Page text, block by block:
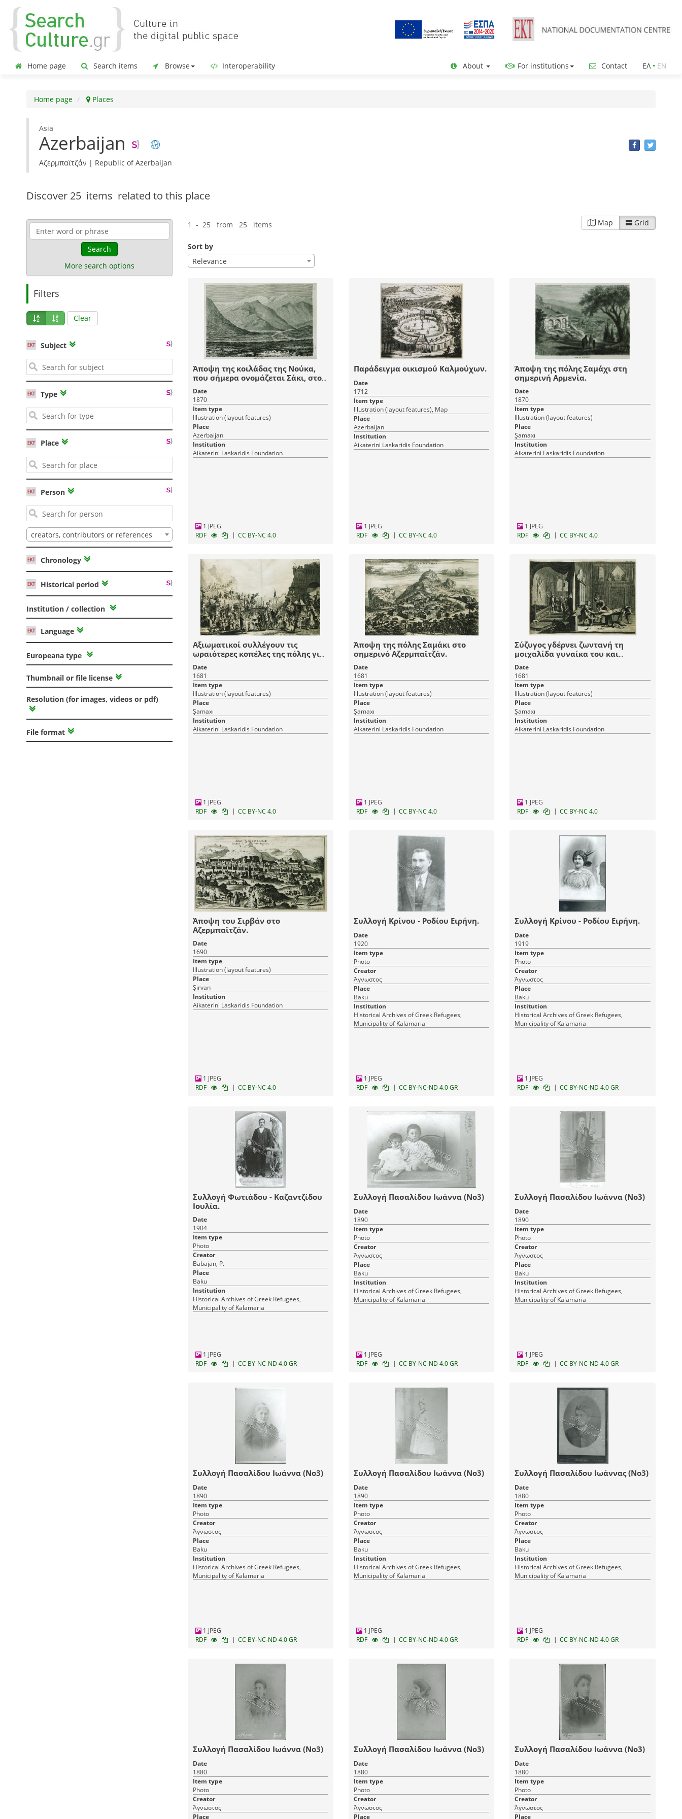
Home page Search items Browse Interoperability About For institutions Contact ΕΛ• ΕΝ
Home page Places
Asia
Azerbaijan
Αζερμπαϊτζάν | Republic of Azerbaijan
Discover 25 items related to this place
Search
More search options
Filters
Clear
Subject
Type
Place
Person
creators, contributors or references
Chronology
Historical period
Institution / collection
Language
Europeana type
Thumbnail or file license
Resolution (for images, videos or pdf)
File format
1 - 25 from 25 items Map Grid
Sort by
Relevance
Άποψη της κοιλάδας της Νούκα,
που σήμερα ονομάζεται Σάκι, στο
Αζερμπαϊτζάν.
Date
1870
Item type
Illustration (layout features)
Place
Azerbaijan
Institution
Aikaterini Laskaridis Foundation
1 JPEG
RDF
| CC BY-NC 4.0
Παράδειγμα οικισμού Καλμούχων.
Date
1712
Item type
Illustration (layout features), Map
Place
Azerbaijan
Institution
Aikaterini Laskaridis Foundation
1 JPEG
RDF
| CC BY-NC 4.0
Άποψη της πόλης Σαμάχι στη
σημερινή Αρμενία.
Date
1870
Item type
Illustration (layout features)
Place
Şamaxı
Institution
Aikaterini Laskaridis Foundation
1 JPEG
RDF
| CC BY-NC 4.0
Αξιωματικοί συλλέγουν τις
ωραιότερες κοπέλες της πόλης για
το χαρέμι του βασιλιά της Περσίας.
Date
1681
Item type
Illustration (layout features)
Place
Şamaxı
Institution
Aikaterini Laskaridis Foundation
1 JPEG
RDF
| CC BY-NC 4.0
Άποψη της πόλης Σαμάκι στο
σημερινό Αζερμπαϊτζάν.
Date
1681
Item type
Illustration (layout features)
Place
Şamaxı
Institution
Aikaterini Laskaridis Foundation
1 JPEG
RDF
| CC BY-NC 4.0
Σύζυγος γδέρνει ζωντανή τη
μοιχαλίδα γυναίκα του και
επιδεικνύει το δέρμα της για
παραδειγματισμό.
Date
1681
Item type
Illustration (layout features)
Place
Şamaxı
Institution
Aikaterini Laskaridis Foundation
1 JPEG
RDF
| CC BY-NC 4.0
Άποψη του Σιρβάν στο
Αζερμπαϊτζάν.
Date
1690
Item type
Illustration (layout features)
Place
Şirvan
Institution
Aikaterini Laskaridis Foundation
1 JPEG
RDF
| CC BY-NC 4.0
Συλλογή Κρίνου - Ροδίου Ειρήνη.
Date
1920
Item type
Photo
Creator
Άγνωστος
Place
Baku
Institution
Historical Archives of Greek Refugees,
Municipality of Kalamaria
1 JPEG
RDF
| CC BY-NC-ND 4.0 GR
Συλλογή Κρίνου - Ροδίου Ειρήνη.
Date
1919
Item type
Photo
Creator
Άγνωστος
Place
Baku
Institution
Historical Archives of Greek Refugees,
Municipality of Kalamaria
1 JPEG
RDF
| CC BY-NC-ND 4.0 GR
Συλλογή Φωτιάδου - Καζαντζίδου
Ιουλία.
Date
1904
Item type
Photo
Creator
Babajan, P.
Place
Baku
Institution
Historical Archives of Greek Refugees,
Municipality of Kalamaria
1 JPEG
RDF
| CC BY-NC-ND 4.0 GR
Συλλογή Πασαλίδου Ιωάννα (Νο3)
Date
1890
Item type
Photo
Creator
Άγνωστος
Place
Baku
Institution
Historical Archives of Greek Refugees,
Municipality of Kalamaria
1 JPEG
RDF
| CC BY-NC-ND 4.0 GR
Συλλογή Πασαλίδου Ιωάννα (Νο3)
Date
1890
Item type
Photo
Creator
Άγνωστος
Place
Baku
Institution
Historical Archives of Greek Refugees,
Municipality of Kalamaria
1 JPEG
RDF
| CC BY-NC-ND 4.0 GR
Συλλογή Πασαλίδου Ιωάννα (Νο3)
Date
1890
Item type
Photo
Creator
Άγνωστος
Place
Baku
Institution
Historical Archives of Greek Refugees,
Municipality of Kalamaria
1 JPEG
RDF
| CC BY-NC-ND 4.0 GR
Συλλογή Πασαλίδου Ιωάννα (Νο3)
Date
1890
Item type
Photo
Creator
Άγνωστος
Place
Baku
Institution
Historical Archives of Greek Refugees,
Municipality of Kalamaria
1 JPEG
RDF
| CC BY-NC-ND 4.0 GR
Συλλογή Πασαλίδου Ιωάννας (Νο3)
Date
1880
Item type
Photo
Creator
Άγνωστος
Place
Baku
Institution
Historical Archives of Greek Refugees,
Municipality of Kalamaria
1 JPEG
RDF
| CC BY-NC-ND 4.0 GR
Συλλογή Πασαλίδου Ιωάννα (Νο3)
Date
1880
Item type
Photo
Creator
Άγνωστος
Place
Συλλογή Πασαλίδου Ιωάννα (Νο3)
Date
1880
Item type
Photo
Creator
Άγνωστος
Place
Συλλογή Πασαλίδου Ιωάννα (Νο3)
Date
1880
Item type
Photo
Creator
Άγνωστος
Place